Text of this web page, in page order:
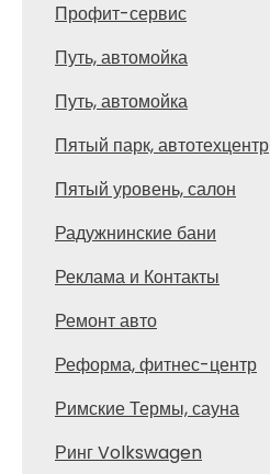
Профит-сервис
Путь, автомойка
Путь, автомойка
Пятый парк, автотехцентр
Пятый уровень, салон
Радужнинские бани
Реклама и Контакты
Ремонт авто
Реформа, фитнес-центр
Римские Термы, сауна
Ринг Volkswagen